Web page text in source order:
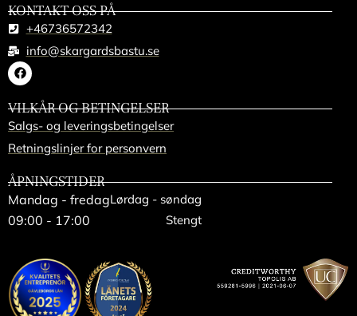
KONTAKT OSS PÅ
+46736572342
info@skargardsbastu.se
VILKÅR OG BETINGELSER
Salgs- og leveringsbetingelser
Retningslinjer for personvern
ÅPNINGSTIDER
Mandag - fredag
09:00 - 17:00
Lørdag - søndag
Stengt